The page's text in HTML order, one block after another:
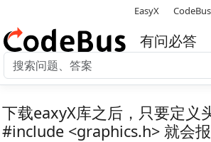
EasyX CodeBus
有问必答
下载eaxyX库之后，只要定义
#include <graphics.h> 就会